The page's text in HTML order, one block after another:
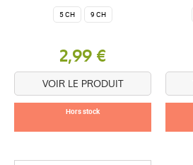
5 CH 9 CH
2,99 €
VOIR LE PRODUIT
Hors stock